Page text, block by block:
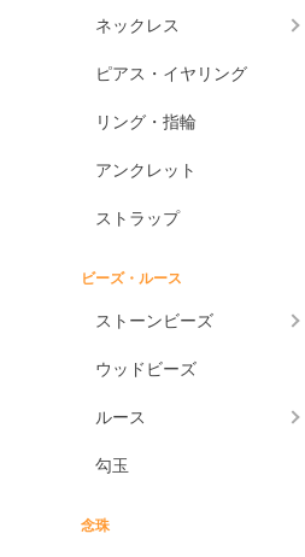
ネックレス
ピアス・イヤリング
リング・指輪
アンクレット
ストラップ
ビーズ・ルース
ストーンビーズ
ウッドビーズ
ルース
勾玉
念珠